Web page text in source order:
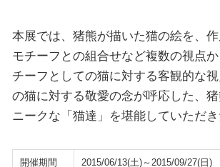
本展では、猪熊が描いた猫の絵を、
モチーフとの組合せなど複数の視点
チーフとしての猫に対する客観的な
の猫に対する敬愛の念が呼応した、
ニークな「猫達」を堪能していただき
開催期間
2015/06/13(土)～2015/09/27(日)